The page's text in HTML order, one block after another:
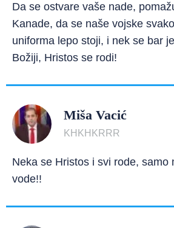
Da se ostvare vaše nade,
Kanade, da se naše vojske
uniforma lepo stoji, i nek se bar
Božiji, Hristos se rodi!
Miša Vacić
KHKHKRRR
Neka se Hristos i svi rode, samo
vode!!